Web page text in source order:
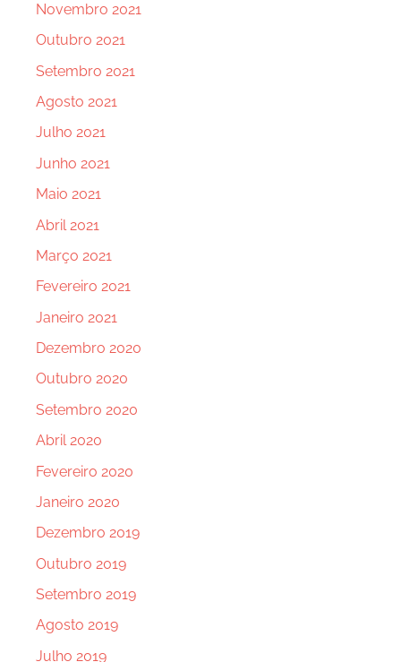
Novembro 2021
Outubro 2021
Setembro 2021
Agosto 2021
Julho 2021
Junho 2021
Maio 2021
Abril 2021
Março 2021
Fevereiro 2021
Janeiro 2021
Dezembro 2020
Outubro 2020
Setembro 2020
Abril 2020
Fevereiro 2020
Janeiro 2020
Dezembro 2019
Outubro 2019
Setembro 2019
Agosto 2019
Julho 2019